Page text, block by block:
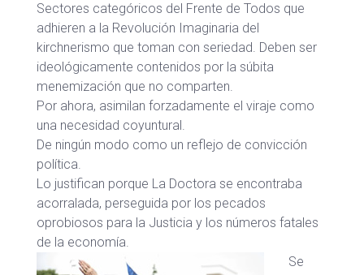
Sectores categóricos del Frente de Todos que
adhieren a la Revolución Imaginaria del
kirchnerismo que toman con seriedad. Deben ser
ideológicamente contenidos por la súbita
menemización que no comparten.
Por ahora, asimilan forzadamente el viraje como
una necesidad coyuntural.
De ningún modo como un reflejo de convicción
política.
Lo justifican porque La Doctora se encontraba
acorralada, perseguida por los pecados
oprobiosos para la Justicia y los números fatales
de la economía.
Se